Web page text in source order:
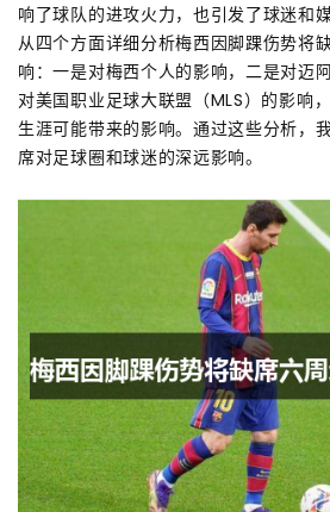
响了球队的进攻火力，也引发了球迷和
从四个方面详细分析梅西因脚踝伤势将
响：一是对梅西个人的影响，二是对迈
对美国职业足球大联盟（MLS）的影响
生涯可能带来的影响。通过这些分析，
席对足球圈和球迷的深远影响。